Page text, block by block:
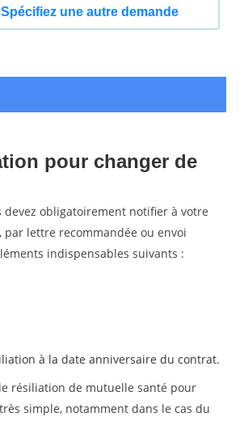
pour changer de
obligatoirement notifier à votre
lettre recommandée ou envoi
indispensables suivants :
à la date anniversaire du contrat.
résiliation de mutuelle santé pour
simple, notamment dans le cas du